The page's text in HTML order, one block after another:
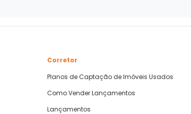
Corretor
Planos de Captação de Imóveis Usados
Como Vender Lançamentos
Lançamentos